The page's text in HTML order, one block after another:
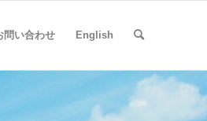
問い合わせ English